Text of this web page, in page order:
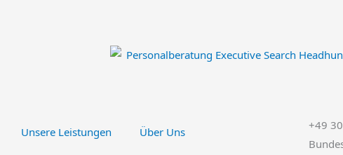
Unsere Leistungen Über Uns
+49